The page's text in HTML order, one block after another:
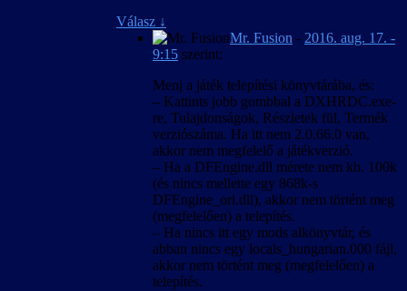
Válasz ↓
Mr. Fusion - 2016. aug. 17. -
9:15 szerint:
Menj a játék telepítési könyvtárába, és:
– Kattints jobb gombbal a DXHRDC.exe-
re, Tulajdonságok, Részletek fül, Termék
verziószáma. Ha itt nem 2.0.66.0 van,
akkor nem megfelelő a játékverzió.
– Ha a DFEngine.dll mérete nem kb. 100k
(és nincs mellette egy 868k-s
DFEngine_ori.dll), akkor nem történt meg
(megfelelően) a telepítés.
– Ha nincs itt egy mods alkönyvtár, és
abban nincs egy locals_hungarian.000 fájl,
akkor nem történt meg (megfelelően) a
telepítés.